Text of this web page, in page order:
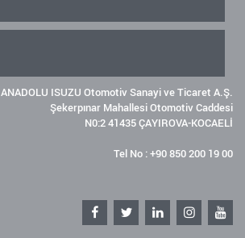
ANADOLU ISUZU Otomotiv Sanayi ve Ticaret A.Ş.
Şekerpınar Mahallesi Otomotiv Caddesi
N0:2 41435 ÇAYIROVA-KOCAELİ
Tel No : +90 850 200 19 00